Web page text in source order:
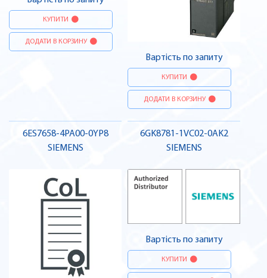
КУПИТИ
ДОДАТИ В КОРЗИНУ
Вартість по запиту
КУПИТИ
ДОДАТИ В КОРЗИНУ
6ES7658-4PA00-0YP8
SIEMENS
6GK8781-1VC02-0AK2
SIEMENS
Вартість по запиту
КУПИТИ